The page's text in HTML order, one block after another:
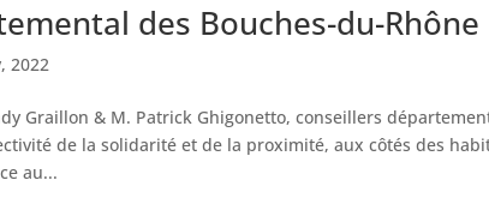
des Bouches-du-Rhône
2022
Graillon & M. Patrick Ghigonetto, conseillers
de la solidarité et de la proximité, aux côtés des
au...